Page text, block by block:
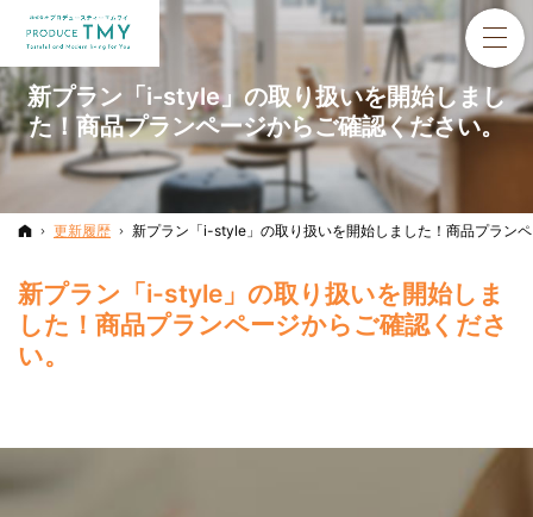
新プラン「i-style」の取り扱いを開始しまし
た！商品プランページからご確認ください。
ホーム
更新履歴 新プラン「i-style」の取り扱いを開始しました！商品プラン
新プラン「i-style」の取り扱いを開始しま
した！商品プランページからご確認くださ
い。